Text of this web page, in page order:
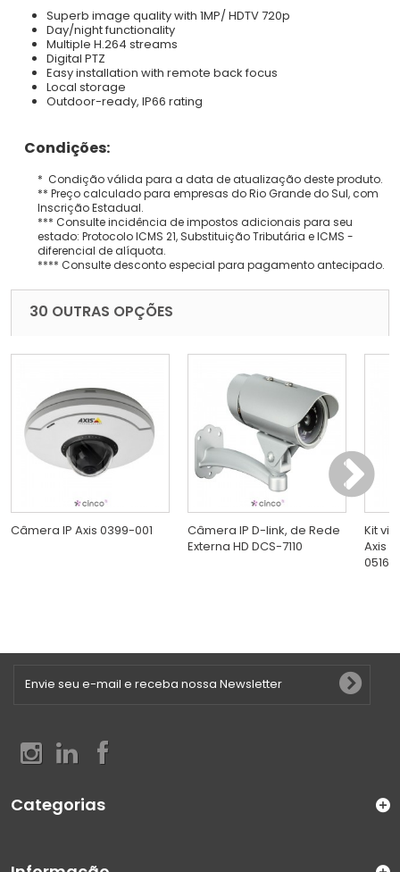
Superb image quality with 1MP/ HDTV 720p
Day/night functionality
Multiple H.264 streams
Digital PTZ
Easy installation with remote back focus
Local storage
Outdoor-ready, IP66 rating
Condições:
* Condição válida para a data de atualização deste produto.
** Preço calculado para empresas do Rio Grande do Sul, com
Inscrição Estadual.
*** Consulte incidência de impostos adicionais para seu
estado: Protocolo ICMS 21, Substituição Tributária e ICMS -
diferencial de alíquota.
**** Consulte desconto especial para pagamento antecipado.
30 OUTRAS OPÇÕES
Câmera IP Axis 0399-001
Câmera IP D-link, de Rede
Externa HD DCS-7110
Kit
Axis
0516-
Categorias